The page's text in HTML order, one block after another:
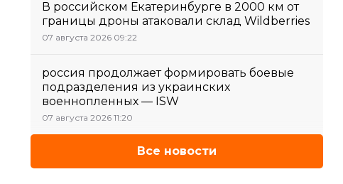
В российском Екатеринбурге в 2000 км от
границы дроны атаковали склад Wildberries
07 августа 2026 09:22
россия продолжает формировать боевые
подразделения из украинских
военнопленных — ISW
07 августа 2026 11:20
Все новости